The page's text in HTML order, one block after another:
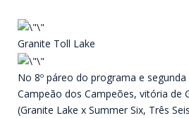
Granite Toll Lake
No 8º páreo do programa e
Campeão dos Campeões, vitória de
(Granite Lake x Summer Six, Três